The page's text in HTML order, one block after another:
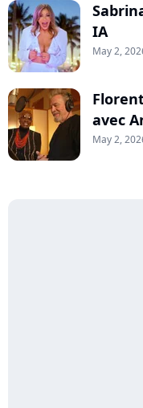
IA
May 2,
avec
May 2,